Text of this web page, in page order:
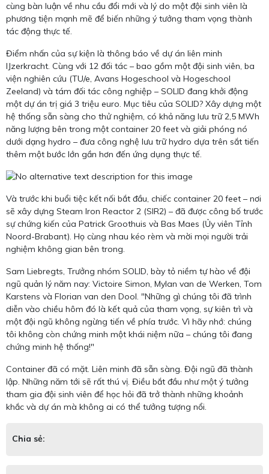
cùng bàn luận về nhu cầu đổi mới và lý do một đội sinh viên là
phương tiện mạnh mẽ để biến những ý tưởng tham vọng thành
tác động thực tế.
Điểm nhấn của sự kiện là thông báo về dự án liên minh
IJzerkracht. Cùng với 12 đối tác – bao gồm một đội sinh viên, ba
viện nghiên cứu (TU/e, Avans Hogeschool và Hogeschool
Zeeland) và tám đối tác công nghiệp – SOLID đang khởi động
một dự án trị giá 3 triệu euro. Mục tiêu của SOLID? Xây dựng một
hệ thống sẵn sàng cho thử nghiệm, có khả năng lưu trữ 2,5 MWh
năng lượng bên trong một container 20 feet và giải phóng nó
dưới dạng hydro – đưa công nghệ lưu trữ hydro dựa trên sắt tiến
thêm một bước lớn gần hơn đến ứng dụng thực tế.
Và trước khi buổi tiệc kết nối bắt đầu, chiếc container 20 feet – nơi
sẽ xây dựng Steam Iron Reactor 2 (SIR2) – đã được công bố trước
sự chứng kiến của Patrick Groothuis và Bas Maes (Ủy viên Tỉnh
Noord-Brabant). Họ cùng nhau kéo rèm và mời mọi người trải
nghiệm không gian bên trong.
Sam Liebregts, Trưởng nhóm SOLID, bày tỏ niềm tự hào về đội
ngũ quản lý năm nay: Victoire Simon, Mylan van de Werken, Tom
Karstens và Florian van den Dool. "Những gì chúng tôi đã trình
diễn vào chiều hôm đó là kết quả của tham vọng, sự kiên trì và
một đội ngũ không ngừng tiến về phía trước. Vì hãy nhớ: chúng
tôi không còn chứng minh một khái niệm nữa – chúng tôi đang
chứng minh hệ thống!"
Container đã có mặt. Liên minh đã sẵn sàng. Đội ngũ đã thành
lập. Những năm tới sẽ rất thú vị. Điều bắt đầu như một ý tưởng
tham gia đội sinh viên để học hỏi đã trở thành những khoảnh
khắc và dự án mà không ai có thể tưởng tượng nổi.
Chia sẻ: